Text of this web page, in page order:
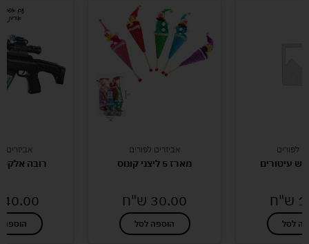
לפורים
עיטורים
ש"ח
לסל
אביזרים לפורים
מארז 5 ליצני קונוס
30.00 ש"ח
הוספה לסל
אביזרים
רובה
40.00
הוספה